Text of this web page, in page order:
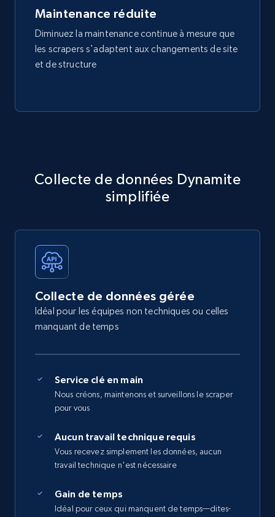
Maintenance réduite
Diminuez la maintenance continue à mesure que
les scrapers s'adaptent aux changements de site
et de structure
Collecte de données Dynamite
simplifiée
Collecte de données gérée
Idéal pour les équipes non techniques ou celles
manquant de temps
Service clé en main
Nous créons, maintenons et surveillons le scraper
pour vous
Aucun travail technique requis
Vous recevez simplement les données, aucun
travail technique n'est nécessaire
Gain de temps
Idéal pour ceux qui manquent de temps—dites-